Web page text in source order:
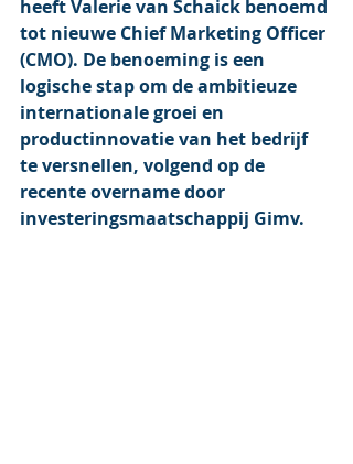
heeft Valerie van Schaick benoemd
tot nieuwe Chief Marketing Officer
(CMO). De benoeming is een
logische stap om de ambitieuze
internationale groei en
productinnovatie van het bedrijf
te versnellen, volgend op de
recente overname door
investeringsmaatschappij Gimv.